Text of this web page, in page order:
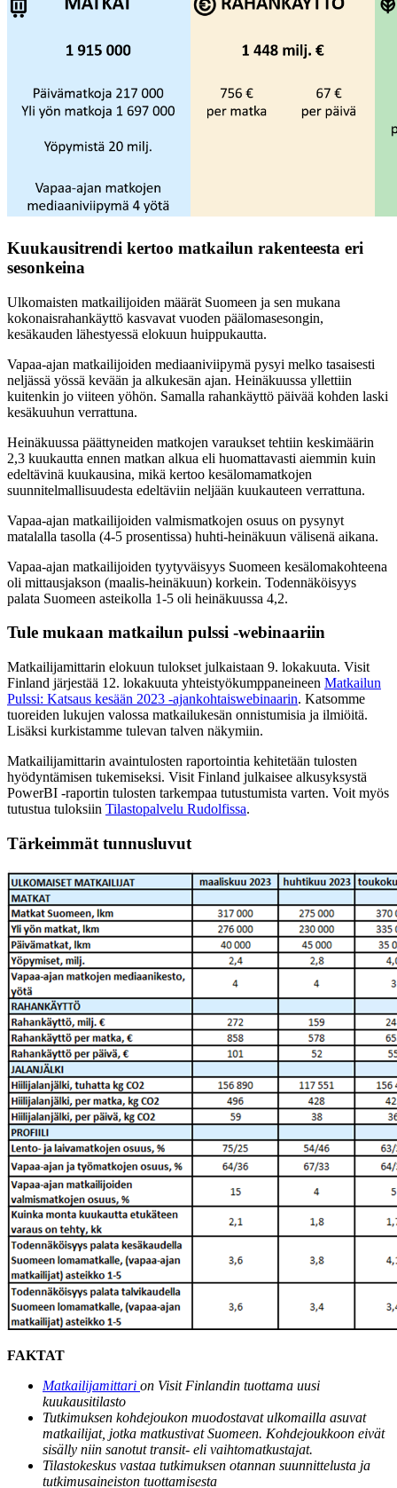
Kuukausitrendi kertoo matkailun rakenteesta eri
sesonkeina
Ulkomaisten matkailijoiden määrät Suomeen ja sen mukana
kokonaisrahankäyttö kasvavat vuoden päälomasesongin,
kesäkauden lähestyessä elokuun huippukautta.
Vapaa-ajan matkailijoiden mediaaniviipymä pysyi melko tasaisesti
neljässä yössä kevään ja alkukesän ajan. Heinäkuussa yllettiin
kuitenkin jo viiteen yöhön. Samalla rahankäyttö päivää kohden laski
kesäkuuhun verrattuna.
Heinäkuussa päättyneiden matkojen varaukset tehtiin keskimäärin
2,3 kuukautta ennen matkan alkua eli huomattavasti aiemmin kuin
edeltävinä kuukausina, mikä kertoo kesälomamatkojen
suunnitelmallisuudesta edeltäviin neljään kuukauteen verrattuna.
Vapaa-ajan matkailijoiden valmismatkojen osuus on pysynyt
matalalla tasolla (4-5 prosentissa) huhti-heinäkuun välisenä aikana.
Vapaa-ajan matkailijoiden tyytyväisyys Suomeen kesälomakohteena
oli mittausjakson (maalis-heinäkuun) korkein. Todennäköisyys
palata Suomeen asteikolla 1-5 oli heinäkuussa 4,2.
Tule mukaan matkailun pulssi -webinaariin
Matkailijamittarin elokuun tulokset julkaistaan 9. lokakuuta. Visit
Finland järjestää 12. lokakuuta yhteistyökumppaneineen Matkailun
Pulssi: Katsaus kesään 2023 -ajankohtaiswebinaarin. Katsomme
tuoreiden lukujen valossa matkailukesän onnistumisia ja ilmiöitä.
Lisäksi kurkistamme tulevan talven näkymiin.
Matkailijamittarin avaintulosten raportointia kehitetään tulosten
hyödyntämisen tukemiseksi. Visit Finland julkaisee alkusyksystä
PowerBI -raportin tulosten tarkempaa tutustumista varten. Voit myös
tutustua tuloksiin Tilastopalvelu Rudolfissa.
Tärkeimmät tunnusluvut
FAKTAT
Matkailijamittari on Visit Finlandin tuottama uusi
kuukausitilasto
Tutkimuksen kohdejoukon muodostavat ulkomailla asuvat
matkailijat, jotka matkustivat Suomeen. Kohdejoukkoon eivät
sisälly niin sanotut transit- eli vaihtomatkustajat.
Tilastokeskus vastaa tutkimuksen otannan suunnittelusta ja
tutkimusaineiston tuottamisesta